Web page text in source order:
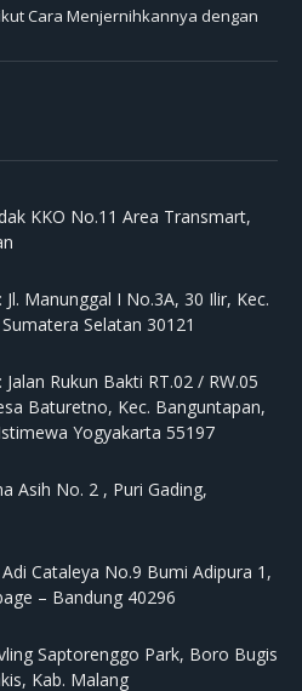
Cara Menjernihkannya dengan
KKO No.11 Area Transmart,
Jl. Manunggal I No.3A, 30 Ilir, Kec.
Selatan 30121
Jalan Rukun Bakti RT.02 / RW.05
Baturetno, Kec. Banguntapan,
Yogyakarta 55197
Asih No. 2 , Puri Gading,
Adi Cataleya No.9 Bumi Adipura 1,
– Bandung 40296
Saptorenggo Park, Boro Bugis
Kab. Malang